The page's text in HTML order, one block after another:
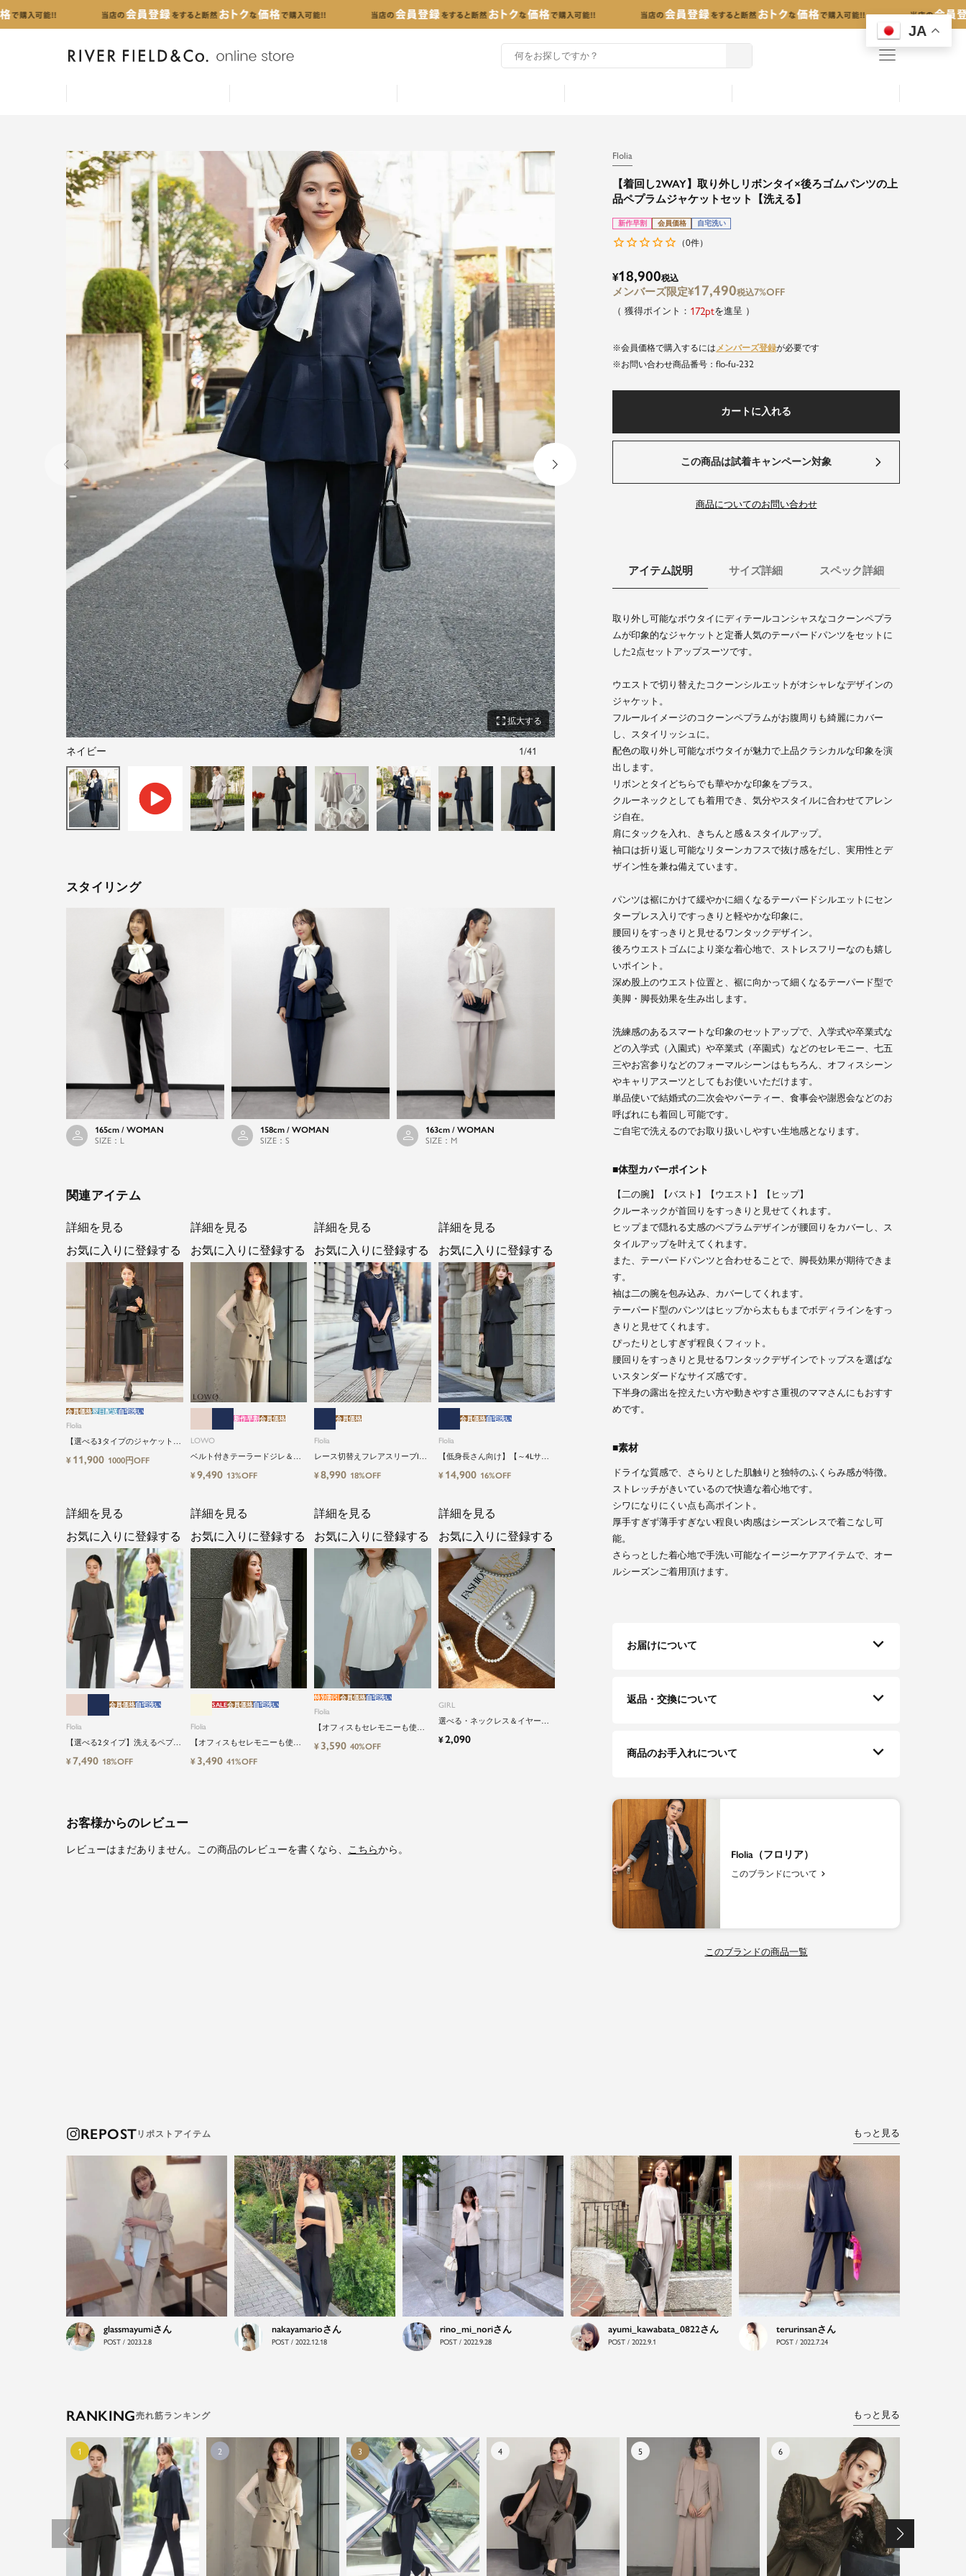
JA
menu
zoom_out_map拡大する
ネイビー 1/41
スタイリング
165cm / WOMAN
SIZE：L
158cm / WOMAN
SIZE：S
163cm / WOMAN
SIZE：M
関連アイテム
Flolia
【選べる3タイプのジャケット＆
丈タイプ】洗える・ワンピース2
点セットアップセレモニースー
会員価格翌日配送自宅洗い
¥ 11,900 1000円OFF
詳細を見る
お気に入りに登録する
LOWO
ベルト付きテーラードジレ＆シ
アーインナーブラウス＆ロング
丈設計ワイドパンツ3点セットス
新作早割会員価格
¥9,490 13%OFF
詳細を見る
お気に入りに登録する
Flolia
レース切替えフレアスリーブIラ
インワンピース
会員価格
¥8,990 18%OFF
詳細を見る
お気に入りに登録する
Flolia
【低身長さん向け】【～4Lサイ
ズ】洗えるブラックフォーマル
スーツ2点セット
会員価格自宅洗い
¥ 14,900 16%OFF
詳細を見る
お気に入りに登録する
Flolia
【選べる2タイプ】洗えるペプラ
ムブラウス＆テーパードパンツ
のセットアップセレモニースー
会員価格自宅洗い
¥7,490 18%OFF
詳細を見る
お気に入りに登録する
Flolia
【オフィスもセレモニーも使え
る】洗えるVネックボウタイ風シ
フォン七分袖ビジネスブラウス
SALE会員価格自宅洗い
¥ 3,490 41%OFF
詳細を見る
お気に入りに登録する
Flolia
【オフィスもセレモニーも使え
る】洗えるパフスリーブボウタ
イ風ビジネスブラウス
特別割引会員価格自宅洗い
¥ 3,590 40%OFF
詳細を見る
お気に入りに登録する
GIRL
選べる・ネックレス＆イヤーア
クセサリーのパールアクセサリ
ーセット
¥2,090
詳細を見る
お気に入りに登録する
お客様からのレビュー
レビューはまだありません。この商品のレビューを書くなら、 こちらから。
Flolia
【着回し2WAY】取り外しリボンタイ×後ろゴムパンツの上
品ペプラムジャケットセット【洗える】
新作早割 会員価格 自宅洗い
（0件）
¥18,900税込
¥17,490税込7%OFF
172 を進呈
会員価格で購入するには メンバーズ登録が必要です
商品番号
flo-fu-232
カートに入れる
この商品は試着キャンペーン対象
商品についてのお問い合わせ
アイテム説明 サイズ詳細 スペック詳細
取り外し可能なボウタイにディテールコンシャスなコクーンペプラ
ムが印象的なジャケットと定番人気のテーパードパンツをセットに
した2点セットアップスーツです。
ウエストで切り替えたコクーンシルエットがオシャレなデザインの
ジャケット。
フルールイメージのコクーンペプラムがお腹周りも綺麗にカバー
し、スタイリッシュに。
配色の取り外し可能なボウタイが魅力で上品クラシカルな印象を演
出します。
リボンとタイどちらでも華やかな印象をプラス。
クルーネックとしても着用でき、気分やスタイルに合わせてアレン
ジ自在。
肩にタックを入れ、きちんと感＆スタイルアップ。
袖口は折り返し可能なリターンカフスで抜け感をだし、実用性とデ
ザイン性を兼ね備えています。
パンツは裾にかけて緩やかに細くなるテーパードシルエットにセン
タープレス入りですっきりと軽やかな印象に。
腰回りをすっきりと見せるワンタックデザイン。
後ろウエストゴムにより楽な着心地で、ストレスフリーなのも嬉し
いポイント。
深め股上のウエスト位置と、裾に向かって細くなるテーパード型で
美脚・脚長効果を生み出します。
洗練感のあるスマートな印象のセットアップで、入学式や卒業式な
どの入学式（入園式）や卒業式（卒園式）などのセレモニー、七五
三やお宮参りなどのフォーマルシーンはもちろん、オフィスシーン
やキャリアスーツとしてもお使いいただけます。
単品使いで結婚式の二次会やパーティー、食事会や謝恩会などのお
呼ばれにも着回し可能です。
ご自宅で洗えるのでお取り扱いしやすい生地感となります。
体型カバーポイント
【二の腕】【バスト】【ウエスト】【ヒップ】
クルーネックが首回りをすっきりと見せてくれます。
ヒップまで隠れる丈感のペプラムデザインが腰回りをカバーし、ス
タイルアップを叶えてくれます。
また、テーパードパンツと合わせることで、脚長効果が期待できま
す。
袖は二の腕を包み込み、カバーしてくれます。
テーパード型のパンツはヒップから太ももまでボディラインをすっ
きりと見せてくれます。
ぴったりとしすぎず程良くフィット。
腰回りをすっきりと見せるワンタックデザインでトップスを選ばな
いスタンダードなサイズ感です。
下半身の露出を控えたい方や動きやすさ重視のママさんにもおすす
めです。
素材
ドライな質感で、さらりとした肌触りと独特のふくらみ感が特徴。
ストレッチがきいているので快適な着心地です。
シワになりにくい点も高ポイント。
厚手すぎず薄手すぎない程良い肉感はシーズンレスで着こなし可
能。
さらっとした着心地で手洗い可能なイージーケアアイテムで、オー
ルシーズンご着用頂けます。
お届けについて
返品・交換について
商品のお手入れについて
Flolia（フロリア）
このブランドについて
ツ。気負わずに着て頂ける素敵な一枚...それがFloliaの
提案するスーツです。
品よく艶やかに着こなすことのできる女性らしいセッ
トアップから、故人を偲ぶのに相応しい洗練感のある
ブラックフォーマルまで幅広くご提案させて頂きま
す。
このブランドの商品一覧
REPOST もっと見る
glassmayumi
POST / 2023.2.8
nakayamario
POST / 2022.12.18
rino_mi_nori
POST / 2022.9.28
ayumi_kawabata_0822
POST / 2022.9.1
terurinsan
POST / 2022.7.24
RANKING もっと見る